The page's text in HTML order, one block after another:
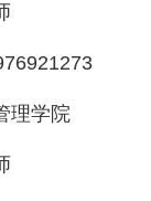
理学院